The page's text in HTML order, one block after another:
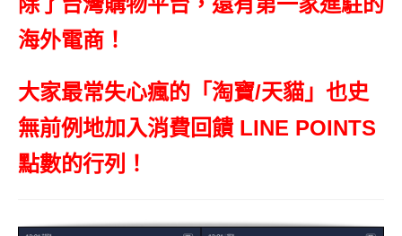
海外電商！
大家最常失心瘋的「淘寶/天貓 」也史
無前例地加入消費回饋 LINE POINTS
點數的行列！